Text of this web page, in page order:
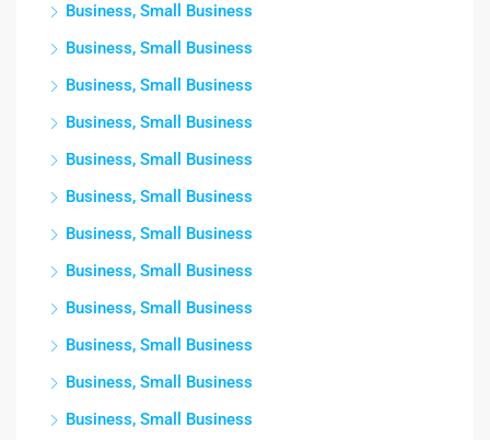
Business, Small Business
Business, Small Business
Business, Small Business
Business, Small Business
Business, Small Business
Business, Small Business
Business, Small Business
Business, Small Business
Business, Small Business
Business, Small Business
Business, Small Business
Business, Small Business